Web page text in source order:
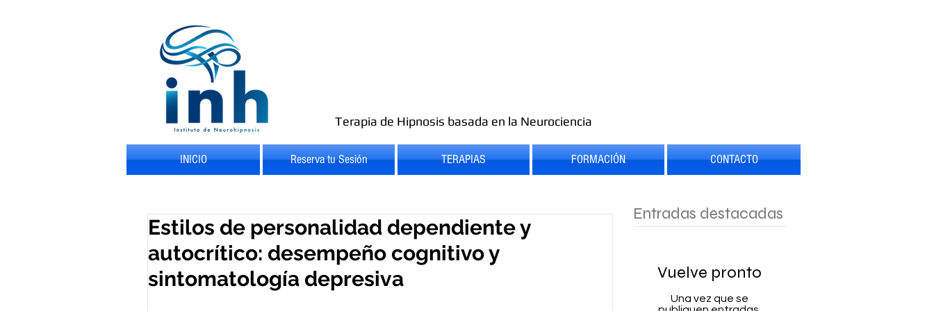
Terapia de Hipnosis basada en la Neurociencia
INICIO Reserva tu Sesión TERAPIAS FORMACIÓN CONTACTO
Estilos de personalidad dependiente y
autocrítico: desempeño cognitivo y
sintomatología depresiva
Entradas destacadas
Vuelve pronto
Una vez que se